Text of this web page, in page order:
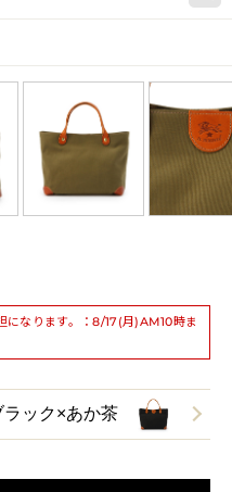
になります。：8/17(月)AM10時ま
ラック×あか茶